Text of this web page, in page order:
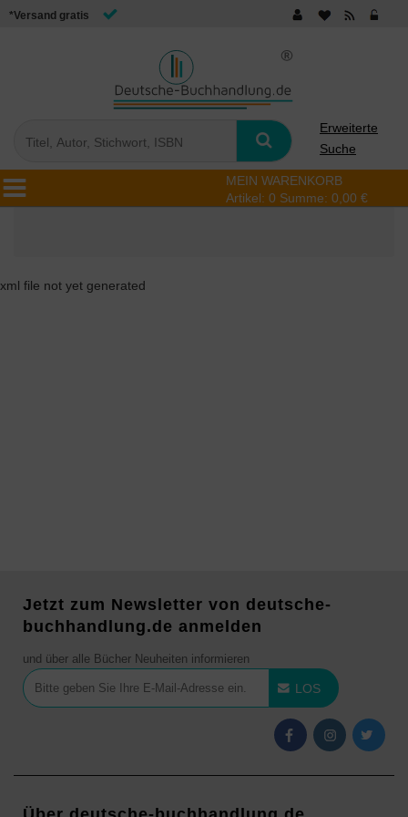
*Versand gratis
Erweiterte
Suche
MEIN WARENKORB
Artikel: 0 Summe: 0,00 €
xml file not yet generated
Jetzt zum Newsletter von deutsche-
buchhandlung.de anmelden
und über alle Bücher Neuheiten informieren
LOS